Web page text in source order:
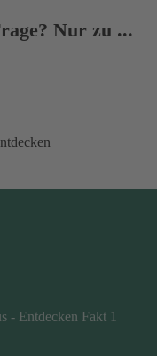
Nur zu ...